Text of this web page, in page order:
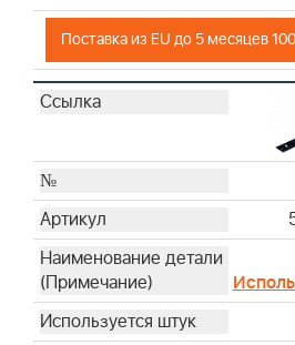
Поставка из EU до 5 месяцев